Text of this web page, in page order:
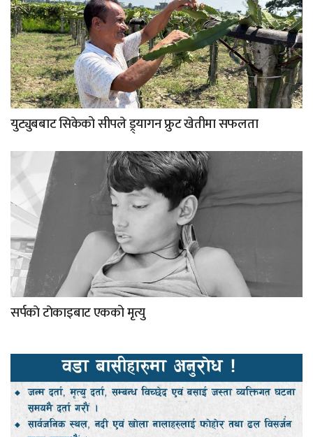
युट्युबबाट सिकेको सीपले ड्र्यागन फ्रुट खेतीमा सफलता
सर्पकाे टाेकाइबाट एकको मृत्यु